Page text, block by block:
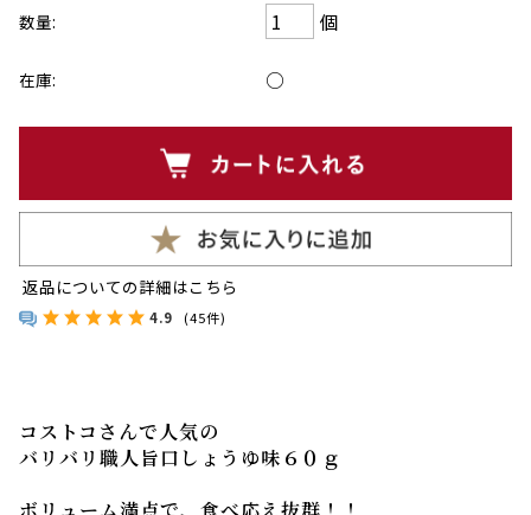
数量: 個
在庫: ○
返品についての詳細はこちら
4.9 (45件)
コストコさんで人気の
バリバリ職人旨口しょうゆ味６０ｇ
ボリューム満点で、食べ応え抜群！！